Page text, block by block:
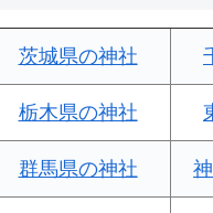
茨城県の神社
栃木県の神社
群馬県の神社